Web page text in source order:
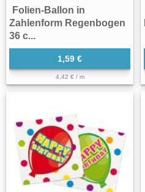
Folien-Ballon in
Zahlenform Regenbogen
36 c...
1,59 €
4,42 € / m